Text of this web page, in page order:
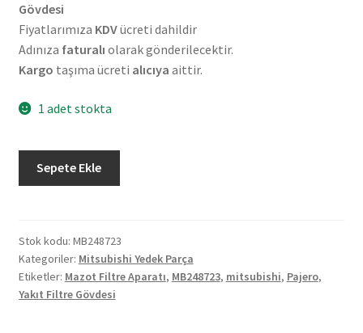
Gövdesi
Fiyatlarımıza KDVücreti dahildir
Adınıza faturalı olarak gönderilecektir.
Kargo taşıma ücreti alıcıya aittir.
1 adet stokta
Mitsubishi
Model
Yakıt
Filtre
Gövdesi
Sepete Ekle
Stok kodu: MB248723
Kategoriler: Mitsubishi Yedek Parça
Etiketler: Mazot Filtre Aparatı, MB248723, mitsubishi, Pajero,
Yakıt Filtre Gövdesi